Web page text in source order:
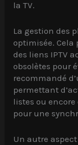
la TV.
La gestion des
optimisée. Cela
des liens IPTV
obsolètes pour
recommandé
permettant
listes ou encore
pour une
Un autre